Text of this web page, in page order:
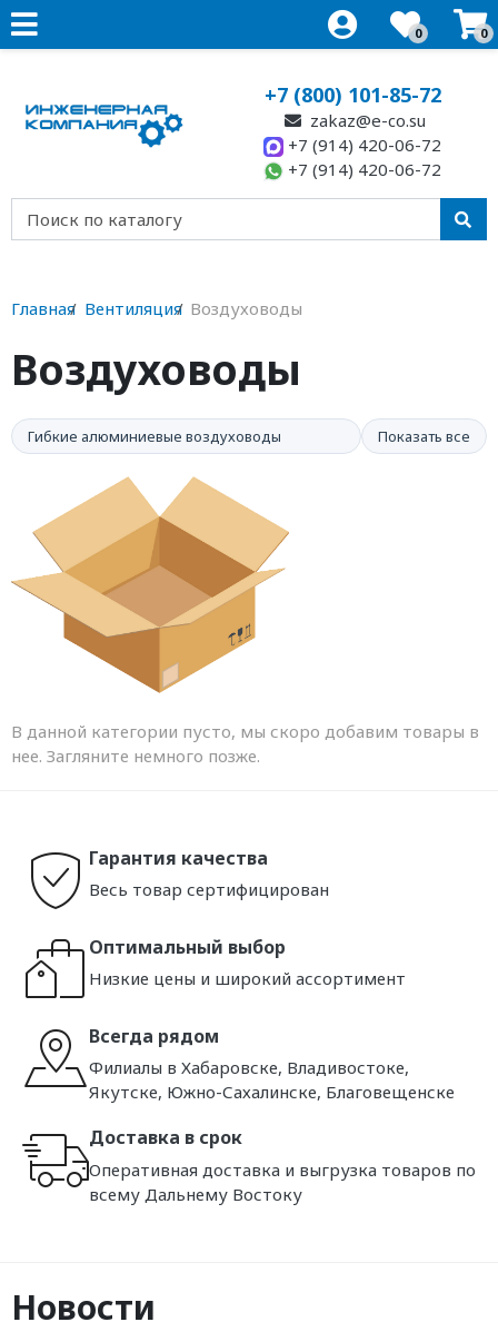
0 0
+7 (800) 101-85-72
zakaz@e-co.su
+7 (914) 420-06-72
+7 (914) 420-06-72
Главная Вентиляция Воздуховоды
Воздуховоды
Гибкие алюминиевые воздуховоды Показать все
В данной категории пусто, мы скоро добавим товары в
нее. Загляните немного позже.
Гарантия качества
Весь товар сертифицирован
Оптимальный выбор
Низкие цены и широкий ассортимент
Всегда рядом
Филиалы в Хабаровске, Владивостоке,
Якутске, Южно-Сахалинске, Благовещенске
Доставка в срок
Оперативная доставка и выгрузка товаров по
всему Дальнему Востоку
Новости